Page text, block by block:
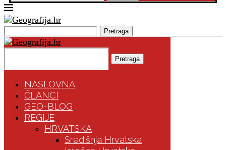
Pretraga
Pretraga
NASLOVNA
ČLANCI
GEO-BLOG
REGIJE
HRVATSKA
Središnja Hrvatska